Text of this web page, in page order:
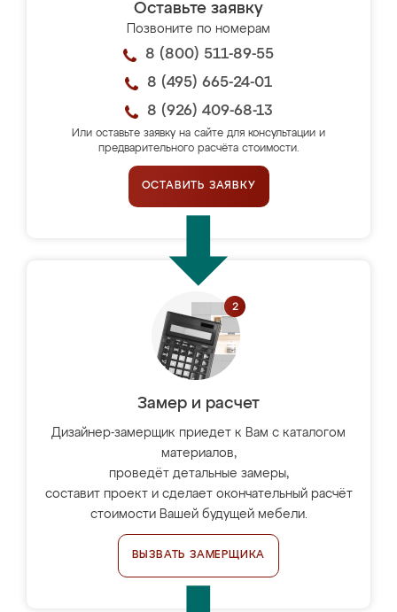
Оставьте заявку
Позвоните по номерам
8 (800) 511-89-55
8 (495) 665-24-01
8 (926) 409-68-13
Или оставьте заявку на сайте для консультации и
предварительного расчёта стоимости.
ОСТАВИТЬ ЗАЯВКУ
Замер и расчет
Дизайнер-замерщик приедет к Вам с каталогом
материалов,
проведёт детальные замеры,
составит проект и сделает окончательный расчёт
стоимости Вашей будущей мебели.
ВЫЗВАТЬ ЗАМЕРЩИКА